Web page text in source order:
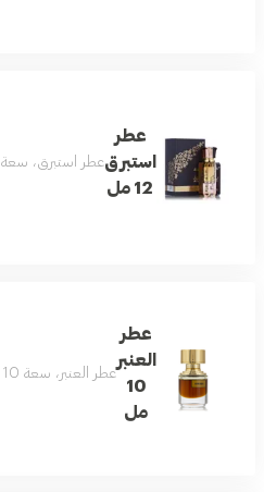
عطر
استبرق
12 مل
عطر استبرق، سعة 12 مل، يُقدم رائحة فوجير العنبر الحارة الدائمة مع نفحات خشبية غنية، في زجاجة مميزة تترك أثرًا ملكيًا
عطر
العنبر
10
مل
عطر العنبر، سعة 10 مل، عطر خشبي البرغموت والورد وإبرة الراعي، مُعزز بالزعفران وجوزة الطيب والبتشولي وخشب الصندل والمسك لدفء يدوم طويلًا